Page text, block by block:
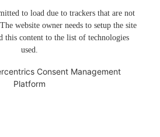
to load due to trackers that are not
website owner needs to setup the site
this content to the list of technologies
used.
Consent Management
Platform